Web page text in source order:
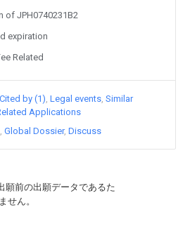
願前の出願データであるた
せん。
of JPH0740231B2
expiration
Related
Cited by (1) Legal events Similar
Applications
Global Dossier Discuss